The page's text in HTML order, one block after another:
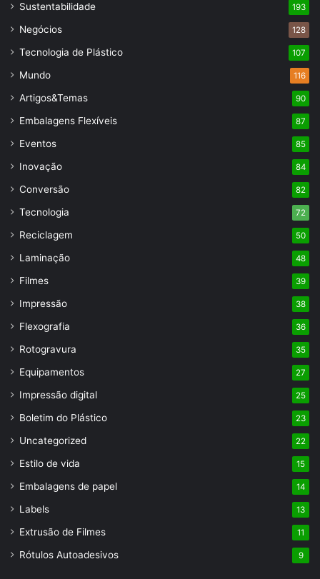
Sustentabilidade 193
Negócios 128
Tecnologia de Plástico 107
Mundo 116
Artigos&Temas 90
Embalagens Flexíveis 87
Eventos 85
Inovação 84
Conversão 82
Tecnologia 72
Reciclagem 50
Laminação 48
Filmes 39
Impressão 38
Flexografia 36
Rotogravura 35
Equipamentos 27
Impressão digital 25
Boletim do Plástico 23
Uncategorized 22
Estilo de vida 15
Embalagens de papel 14
Labels 13
Extrusão de Filmes 11
Rótulos Autoadesivos 9